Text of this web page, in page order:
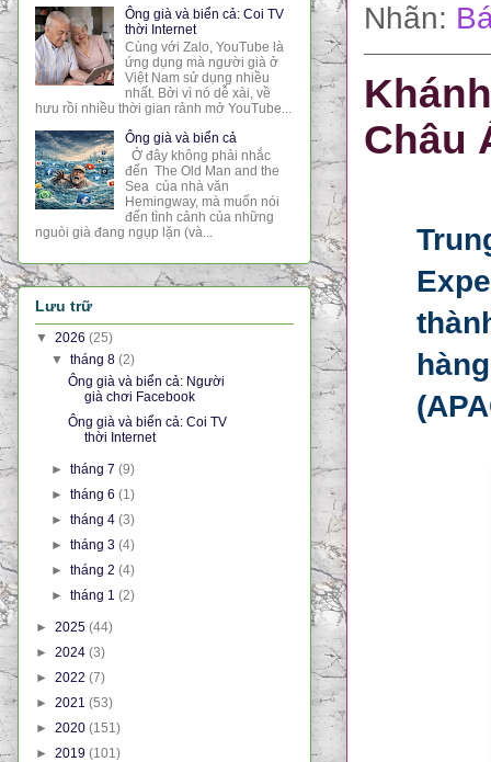
Nhãn:
Châu
Ông già và biển cả: Coi TV
thời Internet
Cùng với Zalo, YouTube là
ứng dụng mà người già ở
Việt Nam sử dụng nhiều
nhất. Bởi vì nó dễ xài, về
hưu rồi nhiều thời gian rảnh mở YouTube...
Ông già và biển cả
Ở đây không phải nhắc
đến The Old Man and the
Sea của nhà văn
Hemingway, mà muốn nói
đến tình cảnh của những
nguòi già đang ngụp lặn (và...
Lưu trữ
▼ 2026 (25)
▼tháng 8(2)
Ông già và biển cả: Người
già chơi Facebook
Ông già và biển cả: Coi TV
thời Internet
►tháng 7(9)
►tháng 6(1)
►tháng 4(3)
►tháng 3(4)
►tháng 2(4)
►tháng 1(2)
► 2025 (44)
► 2024 (3)
► 2022 (7)
► 2021 (53)
► 2020 (151)
► 2019 (101)